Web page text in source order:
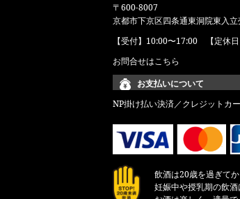
〒600-8007
京都市下京区四条通東洞院東入
【受付】10:00〜17:00 【定休
お問合せはこちら
お支払いについて
NP掛け払い決済／クレジットカ
飲酒は20歳を過ぎて
妊娠中や授乳期の飲